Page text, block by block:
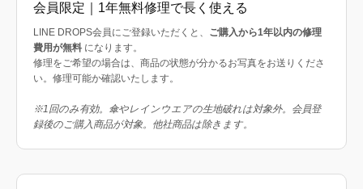
会員限定｜1年無料修理で長く使える
LINE DROPS会員にご登録いただくと、 ご購入から1年以内の修理
費用が無料 になります。
修理をご希望の場合は、商品の状態が分かるお写真をお送りくださ
い。修理可能か確認いたします。
※1回のみ有効。傘やレインウエアの生地破れは対象外。会員登
録後のご購入商品が対象。他社商品は除きます。